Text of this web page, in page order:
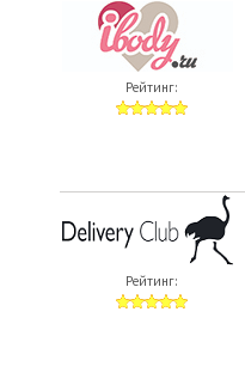
Рейтинг:
Рейтинг: